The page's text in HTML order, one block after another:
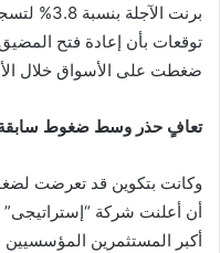
توقعات بأن إعادة فتح
ضغطت على الأسواق خلال
تعافٍ حذر وسط ضغوط
وكانت بتكوين قد تعرضت
أن أعلنت شركة “إستراتيجى”
أكبر المستثمرين